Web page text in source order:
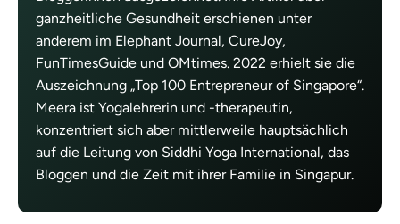
ganzheitliche Gesundheit erschienen unter
anderem im Elephant Journal, CureJoy,
FunTimesGuide und OMtimes. 2022 erhielt sie die
Auszeichnung „Top 100 Entrepreneur of Singapore“.
Meera ist Yogalehrerin und -therapeutin,
konzentriert sich aber mittlerweile hauptsächlich
auf die Leitung von Siddhi Yoga International, das
Bloggen und die Zeit mit ihrer Familie in Singapur.